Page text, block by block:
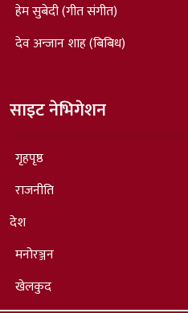
हेम सुबेदी (गीत संगीत)
देव अन्जान शाह (बिबिध)
साइट नेभिगेशन
गृहपृष्ठ
राजनीति
देश
मनोरञ्जन
खेलकुद